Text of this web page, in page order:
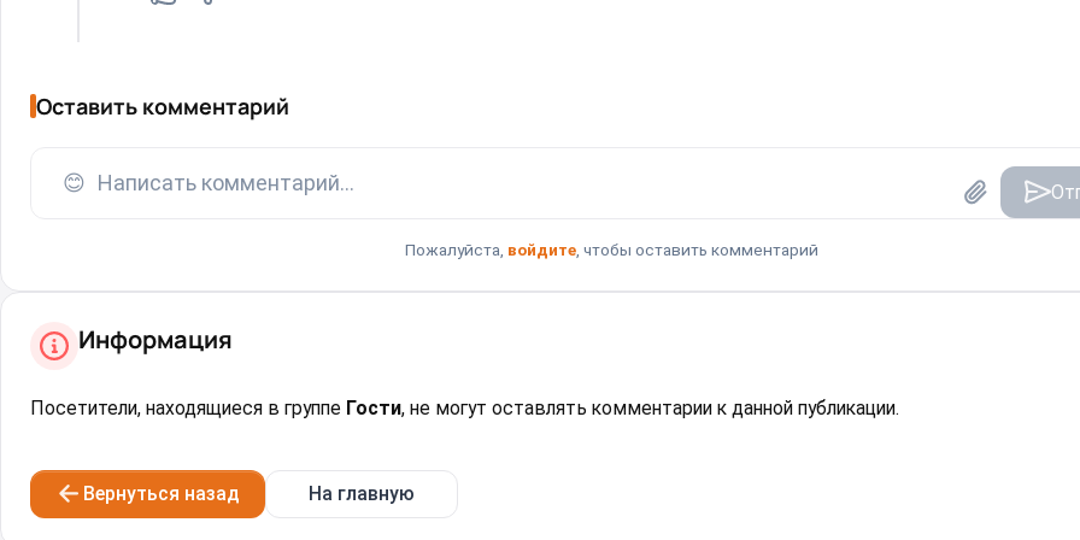
Оставить комментарий
😊 Написать комментарий...
Пожалуйста, войдите, чтобы оставить комментарий
Информация
Посетители, находящиеся в группе Гости, не могут оставлять комментарии к данной публикации.
Вернуться назад На главную